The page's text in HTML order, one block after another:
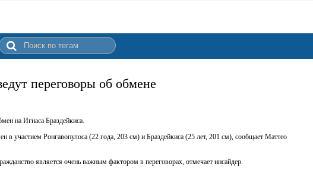
переговоры об обмене
на Игнаса Браздейкиса.
участием Ронгавопулоса (22 года, 203 см) и Браздейкиса (25 лет, 201 см), сообщает Маттео
является очень важным фактором в переговорах, отмечает инсайдер.